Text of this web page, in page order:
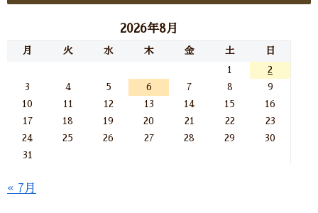
2026年8月
月 火 水 木 金 土 日
1
2
3
4 5 6 7 8
9
10
11 12 13 14 15
16
17
18 19 20 21 22
23
24
25 26 27 28 29
30
31
« 7月